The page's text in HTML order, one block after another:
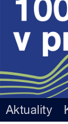
Aktuality